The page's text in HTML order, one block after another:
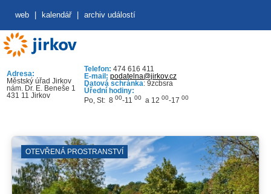
web kalendář archiv událostí
Adresa:
Městský úřad Jirkov
nám. Dr. E. Beneše 1
431 11 Jirkov
Telefon: 474 616 411
E-mail: podatelna@jirkov.cz
Datová schránka: 9zcbsra
Úřední hodiny:
Po, St: 8 00-11 00 a 12 00-17 00
OTEVŘENÁ PROSTRANSTVÍ